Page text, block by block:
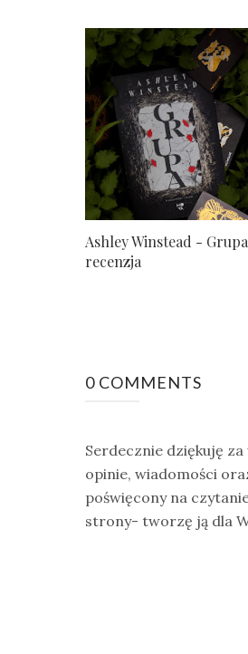
Ashley Winstead -
recenzja
0 COMMENTS
Serdecznie dziękuję
opinie, wiadomości
poświęcony na
strony- tworzę ją dla